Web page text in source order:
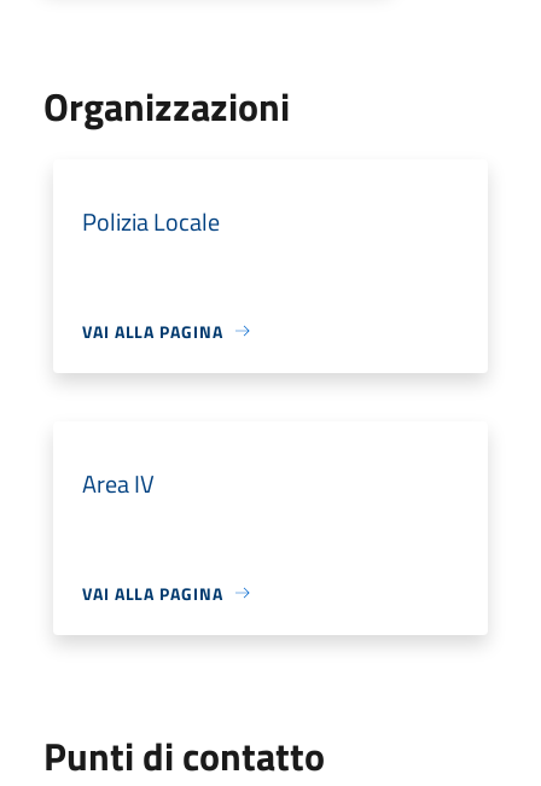
Organizzazioni
Polizia Locale
VAI ALLA PAGINA
Area IV
VAI ALLA PAGINA
Punti di contatto